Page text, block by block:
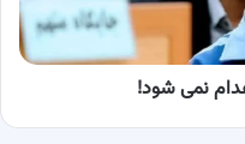
نمی شود!